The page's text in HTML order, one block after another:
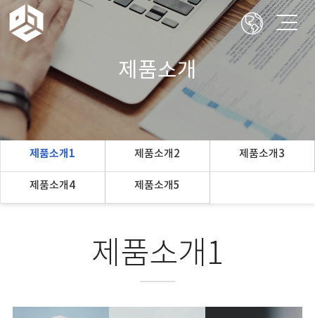
제품소개
제품소개1 제품소개2 제품소개3
제품소개4 제품소개5
제품소개1